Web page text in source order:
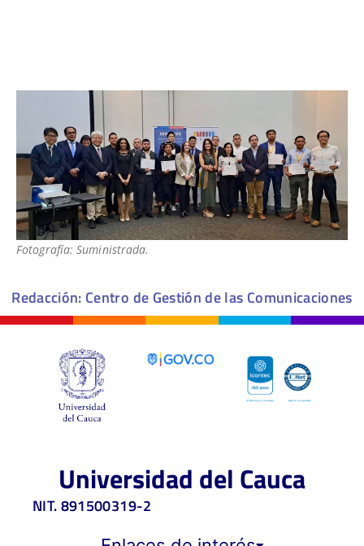
Fotografía: Suministrada.
Redacción: Centro de Gestión de las Comunicaciones
Universidad del Cauca
NIT. 891500319-2